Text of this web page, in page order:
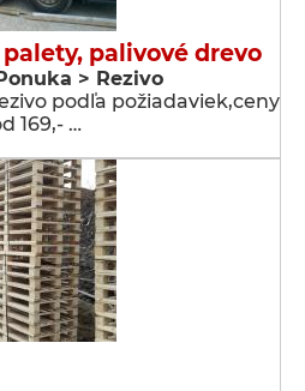
palivové drevo
> Rezivo
podľa požiadaviek,ceny
169,- …